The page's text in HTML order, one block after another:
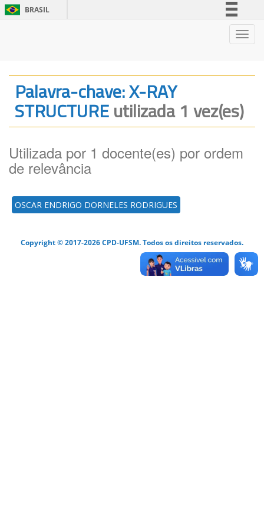
BRASIL
Legislação
Canais
Palavra-chave: X-RAY
STRUCTUREutilizada 1 vez(es)
Utilizada por 1 docente(es) por ordem
de relevância
OSCAR ENDRIGO DORNELES RODRIGUES
Copyright © 2017-2026 CPD-UFSM. Todos os direitos reservados.